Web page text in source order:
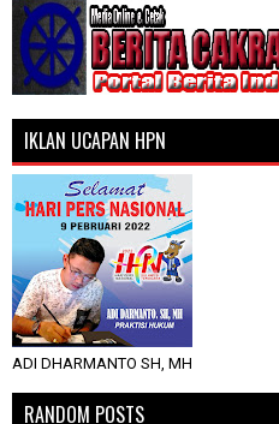
IKLAN UCAPAN HPN
ADI DHARMANTO SH, MH
RANDOM POSTS